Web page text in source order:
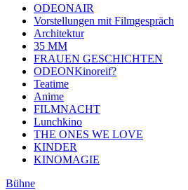
ODEONAIR
Vorstellungen mit Filmgespräch
Architektur
35 MM
FRAUEN GESCHICHTEN
ODEONKinoreif?
Teatime
Anime
FILMNACHT
Lunchkino
THE ONES WE LOVE
KINDER
KINOMAGIE
Bühne